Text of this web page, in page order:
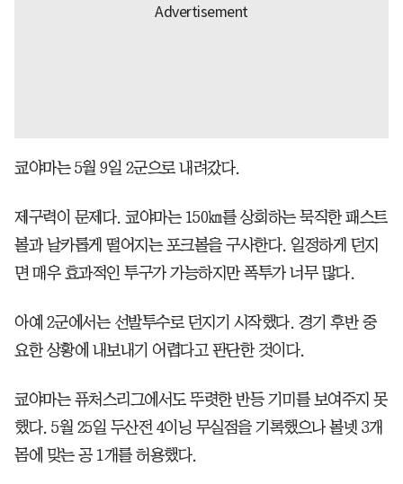
쿄야마는 5월 9일 2군으로 내려갔다.
제구력이 문제다. 쿄야마는 150㎞를 상회하는 묵직한 패스트
볼과 날카롭게 떨어지는 포크볼을 구사한다. 일정하게 던지
면 매우 효과적인 투구가 가능하지만 폭투가 너무 많다.
아예 2군에서는 선발투수로 던지기 시작했다. 경기 후반 중
요한 상황에 내보내기 어렵다고 판단한 것이다.
쿄야마는 퓨처스리그에서도 뚜렷한 반등 기미를 보여주지 못
했다. 5월 25일 두산전 4이닝 무실점을 기록했으나 볼넷 3개
몸에 맞는 공 1개를 허용했다.